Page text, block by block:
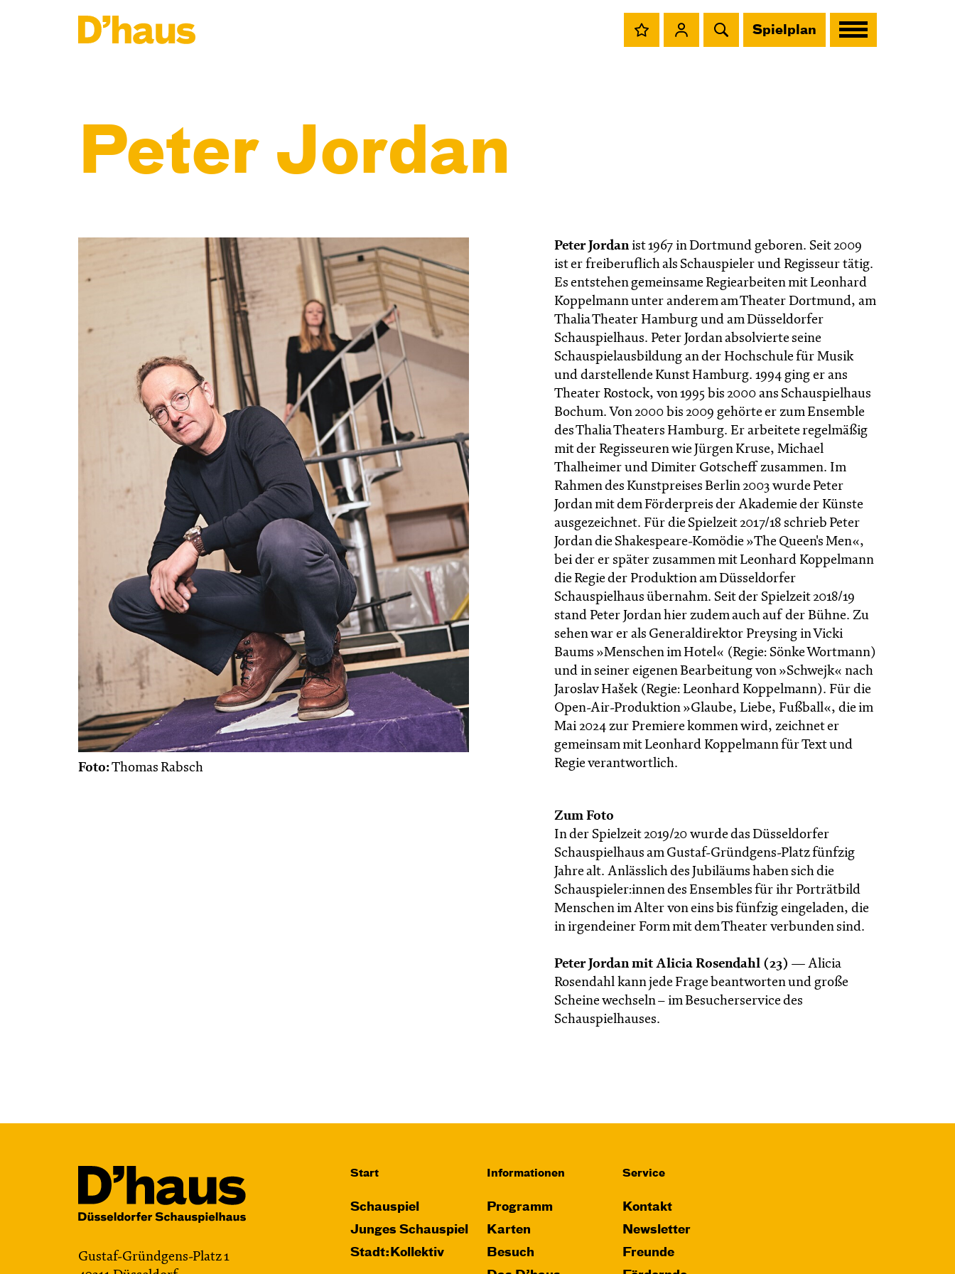
Spielplan
Peter Jordan
Foto:Thomas Rabsch
Peter Jordan ist 1967 in Dortmund geboren. Seit 2009
ist er freiberuflich als Schauspieler und Regisseur tätig.
Es entstehen gemeinsame Regiearbeiten mit Leonhard
Koppelmann unter anderem am Theater Dortmund, am
Thalia Theater Hamburg und am Düsseldorfer
Schauspielhaus. Peter Jordan absolvierte seine
Schauspielausbildung an der Hochschule für Musik
und darstellende Kunst Hamburg. 1994 ging er ans
Theater Rostock, von 1995 bis 2000 ans Schauspielhaus
Bochum. Von 2000 bis 2009 gehörte er zum Ensemble
des Thalia Theaters Hamburg. Er arbeitete regelmäßig
mit der Regisseuren wie Jürgen Kruse, Michael
Thalheimer und Dimiter Gotscheff zusammen. Im
Rahmen des Kunstpreises Berlin 2003 wurde Peter
Jordan mit dem Förderpreis der Akademie der Künste
ausgezeichnet. Für die Spielzeit 2017/18 schrieb Peter
Jordan die Shakespeare-Komödie »The Queen's Men«,
bei der er später zusammen mit Leonhard Koppelmann
die Regie der Produktion am Düsseldorfer
Schauspielhaus übernahm. Seit der Spielzeit 2018/19
stand Peter Jordan hier zudem auch auf der Bühne. Zu
sehen war er als Generaldirektor Preysing in Vicki
Baums »Menschen im Hotel« (Regie: Sönke Wortmann)
und in seiner eigenen Bearbeitung von »Schwejk« nach
Jaroslav Hašek (Regie: Leonhard Koppelmann). Für die
Open-Air-Produktion »Glaube, Liebe, Fußball«, die im
Mai 2024 zur Premiere kommen wird, zeichnet er
gemeinsam mit Leonhard Koppelmann für Text und
Regie verantwortlich.
Zum Foto
In der Spielzeit 2019/20 wurde das Düsseldorfer
Schauspielhaus am Gustaf-Gründgens-Platz fünfzig
Jahre alt. Anlässlich des Jubiläums haben sich die
Schauspieler:innen des Ensembles für ihr Porträtbild
Menschen im Alter von eins bis fünfzig eingeladen, die
in irgendeiner Form mit dem Theater verbunden sind.
Peter Jordan mit Alicia Rosendahl (23) — Alicia
Rosendahl kann jede Frage beantworten und große
Scheine wechseln – im Besucherservice des
Schauspielhauses.
Gustaf-Gründgens-Platz 1
Start
Schauspiel
Junges Schauspiel
Stadt:Kollektiv
Informationen
Programm
Karten
Besuch
Service
Kontakt
Newsletter
Freunde